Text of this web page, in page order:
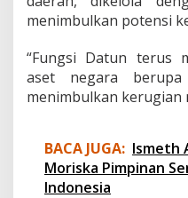
menimbulkan potensi
“Fungsi Datun terus
aset negara
menimbulkan kerugian
BACA JUGA: Ismeth
Moriska Pimpinan
Indonesia